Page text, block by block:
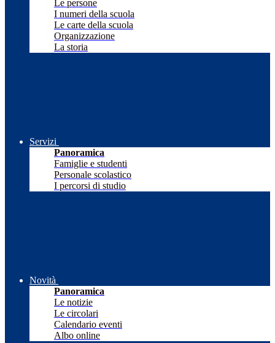
Le persone
I numeri della scuola
Le carte della scuola
Organizzazione
La storia
Servizi
Panoramica
Famiglie e studenti
Personale scolastico
I percorsi di studio
Novità
Panoramica
Le notizie
Le circolari
Calendario eventi
Albo online